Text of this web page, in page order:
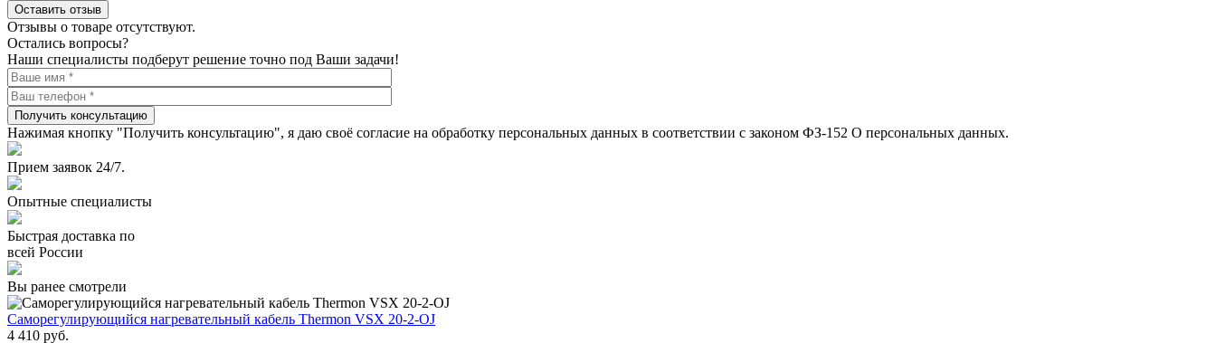
Оставить отзыв
Отзывы о товаре отсутствуют.
Остались вопросы?
Наши специалисты подберут решение точно под Ваши задачи!
Получить консультацию
Нажимая кнопку "Получить консультацию", я даю своё согласие на обработку персональных данных в соответствии с законом ФЗ-152 О персональных данных.
Прием заявок 24/7.
Опытные специалисты
Быстрая доставка по
всей России
Вы ранее смотрели
Саморегулирующийся нагревательный кабель Thermon VSX 20-2-OJ
4 410 руб.